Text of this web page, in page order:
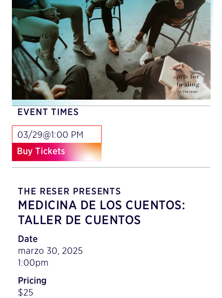
EVENT TIMES
03/29@1:00 PM
Buy Tickets
THE RESER PRESENTS
MEDICINA DE LOS CUENTOS:
TALLER DE CUENTOS
Date
marzo 30, 2025
1:00pm
Pricing
$25